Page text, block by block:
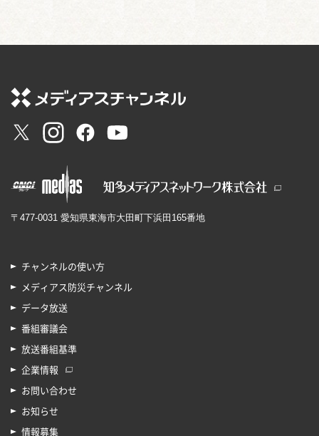
〒477-0031 愛知県東海市大田町下浜田165番地
チャンネルの使い方
メディアス防災チャンネル
データ放送
番組審議会
放送番組基準
企業情報
お問い合わせ
お知らせ
情報募集